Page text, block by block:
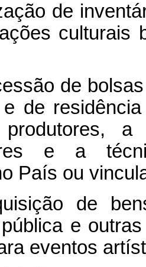
de
culturais
de
de
e a
País ou
de
e
eventos